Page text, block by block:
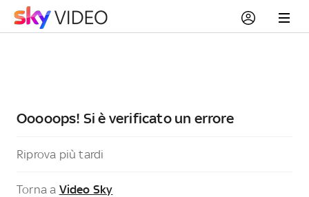
Ooooops! Si è verificato un errore
Riprova più tardi
Torna a Video Sky